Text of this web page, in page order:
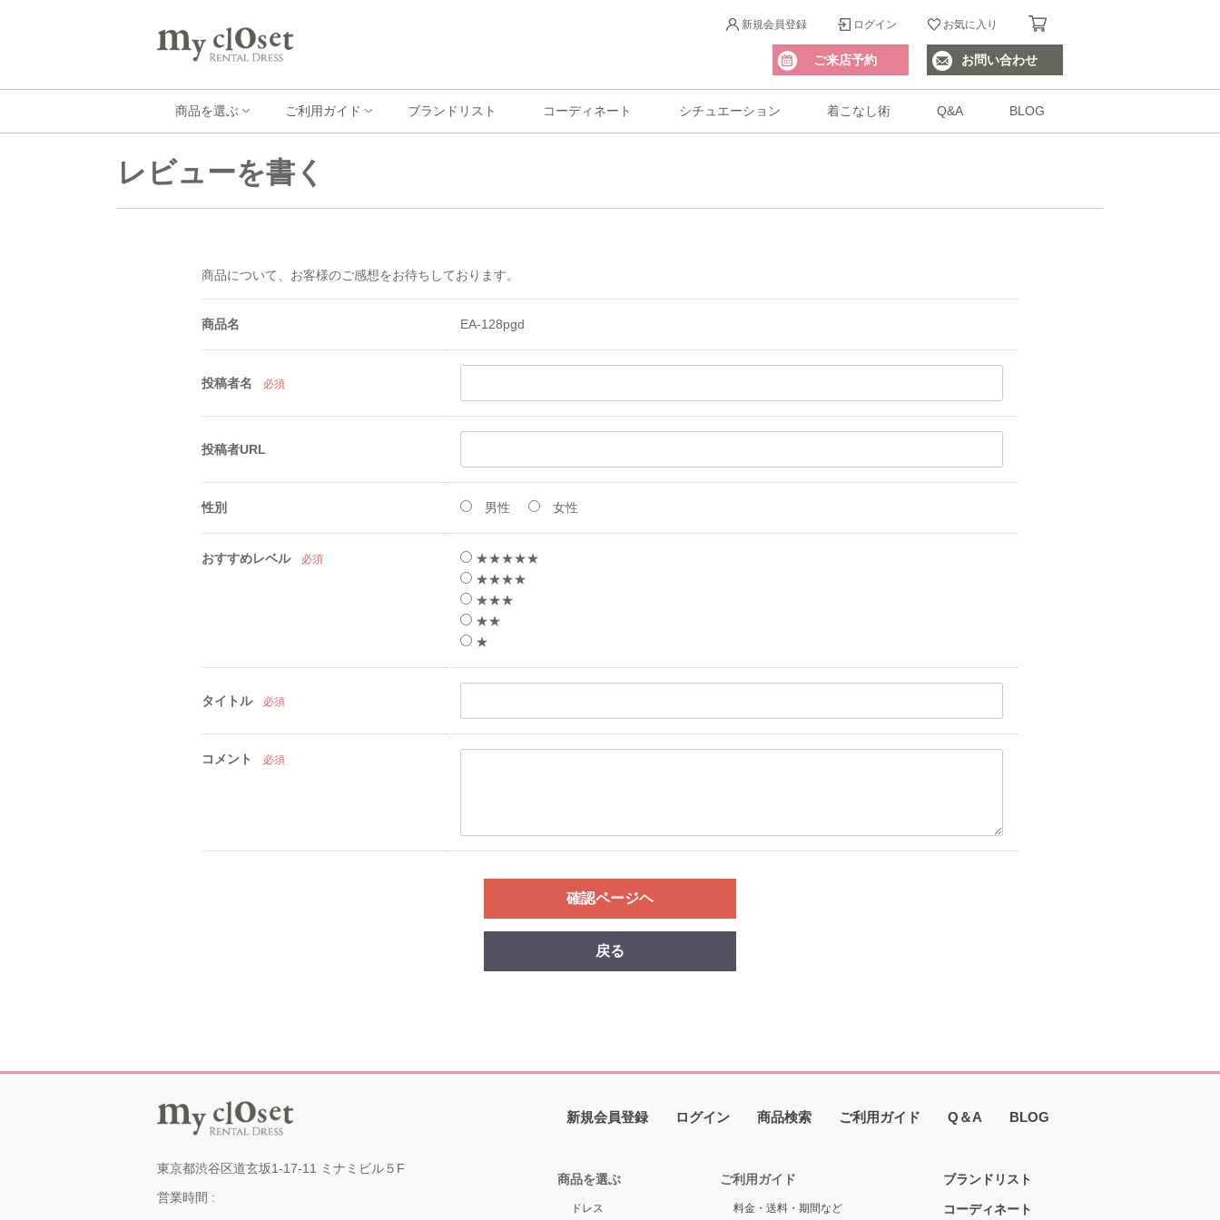
新規会員登録 ログイン お気に入り
ご来店予約 お問い合わせ
商品を選ぶ ご利用ガイド ブランドリスト コーディネート シチュエーション 着こなし術 Q&A BLOG
レビューを書く
商品について、お客様のご感想をお待ちしております。
商品名 EA-128pgd
投稿者名 必須
投稿者URL
性別 男性 女性
おすすめレベル 必須
★★★★★
★★★★
★★★
★★
★
タイトル 必須
コメント 必須
確認ページヘ
戻る
東京都渋谷区道玄坂1-17-11 ミナミビル５F
営業時間 :
新規会員登録 ログイン 商品検索 ご利用ガイド Q＆A BLOG
商品を選ぶ
ドレス
ご利用ガイド
料金・送料・期間など
ブランドリスト
コーディネート